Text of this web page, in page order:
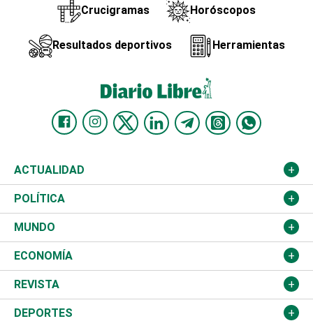
Crucigramas Horóscopos
Resultados deportivos Herramientas
ACTUALIDAD
Nacional
Ciudad
Educación
Salud
Justicia
POLÍTICA
Partidos
JCE
TSE
Congreso Nacional
MUNDO
Estados Unidos
América Latina
Haití
ECONOMÍA
Finanzas
Turismo
REVISTA
Música
DEPORTES